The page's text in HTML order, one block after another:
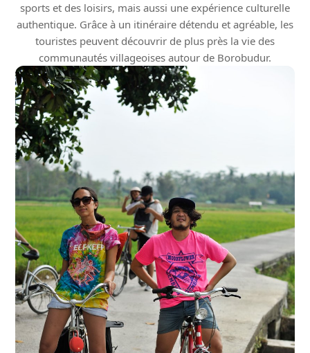
sports et des loisirs, mais aussi une expérience culturelle
authentique. Grâce à un itinéraire détendu et agréable, les
touristes peuvent découvrir de plus près la vie des
communautés villageoises autour de Borobudur.